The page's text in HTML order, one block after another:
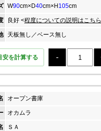
W90cm×D40cm×H 105cm
良好 <程度についての説明はこちら
天板無し／ベース無し
を計算する
オープン書庫
オカムラ
ＳＡ